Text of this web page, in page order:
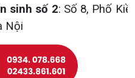
sinh số 2: Số 8, Phố
Nội